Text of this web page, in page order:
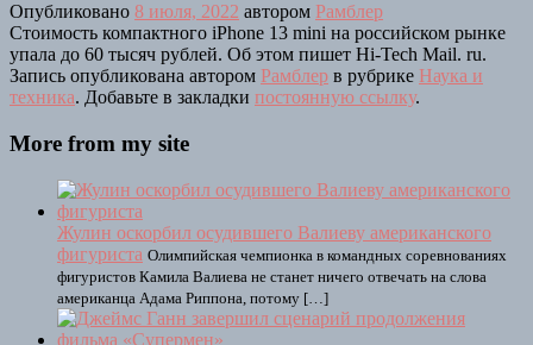
Опубликовано 8 июля, 2022 автором Рамблер
Стоимость компактного iPhone 13 mini на российском рынке
упала до 60 тысяч рублей. Об этом пишет Hi-Tech Mail. ru.
Запись опубликована автором Рамблер в рубрике Наука и
техника. Добавьте в закладки постоянную ссылку.
More from my site
Жулин оскорбил осудившего Валиеву американского
фигуриста Олимпийская чемпионка в командных соревнованиях
фигуристов Камила Валиева не станет ничего отвечать на слова
американца Адама Риппона, потому […]